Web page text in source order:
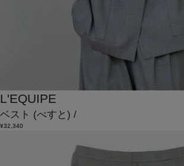
L'EQUIPE
ベスト (べすと) /
¥32,340